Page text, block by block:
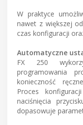
W praktyce
nawet z większej
czas konfiguracji
Automatyczne
FX 250
programowania
konieczność
Proces
naciśnięcia
dopasowuje